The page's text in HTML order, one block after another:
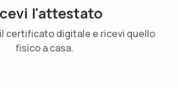
l'attestato
certificato digitale e ricevi quello
fisico a casa.